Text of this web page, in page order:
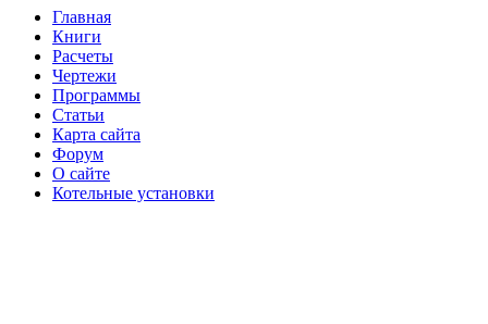
Главная
Книги
Расчеты
Чертежи
Программы
Статьи
Карта сайта
Форум
О сайте
Котельные установки